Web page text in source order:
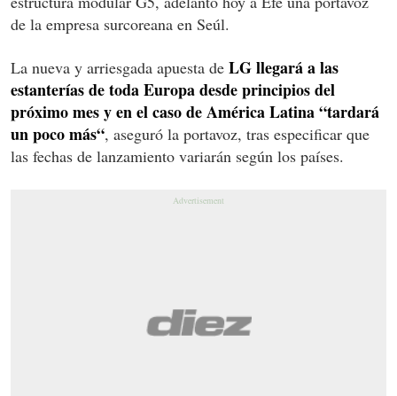
de la empresa surcoreana en Seúl.
La nueva y arriesgada apuesta de LG llegará a las
estanterías de toda Europa desde principios del
próximo mes y en el caso de América Latina “tardará
un poco más“, aseguró la portavoz, tras especificar que
las fechas de lanzamiento variarán según los países.